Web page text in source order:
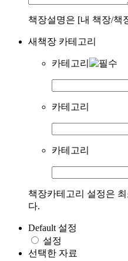
책장설명은 [내 책장/책
새책장 카테고리
카테고리
카테고리
카테고리
책장카테고리 설정은
다.
Default 설정
설정
선택한 자료